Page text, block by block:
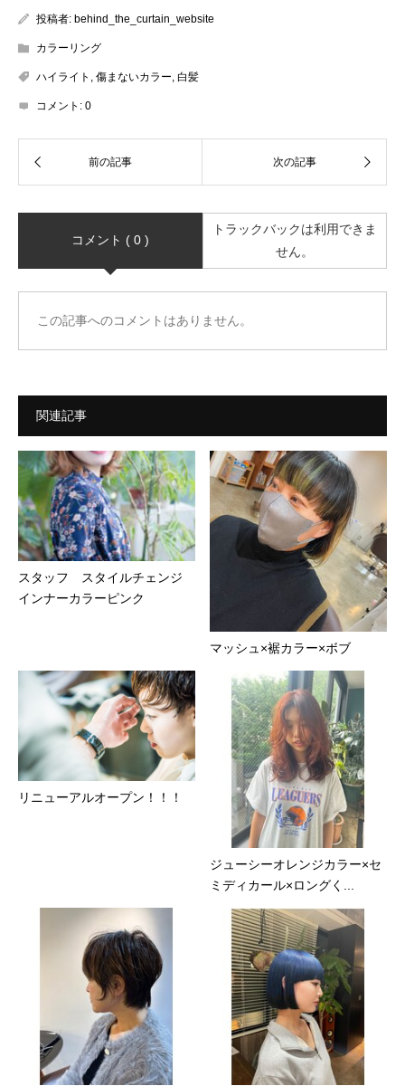
投稿者: behind_the_curtain_website
カラーリング
ハイライト 傷まないカラー 白髪
コメント: 0
コメント ( 0 )
トラックバックは利用できま
せん。
この記事へのコメントはありません。
関連記事
スタッフ スタイルチェンジ
インナーカラーピンク
マッシュ×裾カラー×ボブ
リニューアルオープン！！！
ジューシーオレンジカラー×セ
ミディカール×ロングく...